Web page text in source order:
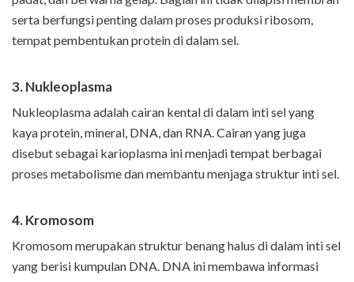
serta berfungsi penting dalam proses produksi ribosom,
tempat pembentukan protein di dalam sel.
3. Nukleoplasma
Nukleoplasma adalah cairan kental di dalam inti sel yang
kaya protein, mineral, DNA, dan RNA. Cairan yang juga
disebut sebagai karioplasma ini menjadi tempat berbagai
proses metabolisme dan membantu menjaga struktur inti sel.
4. Kromosom
Kromosom merupakan struktur benang halus di dalam inti sel
yang berisi kumpulan DNA. DNA ini membawa informasi